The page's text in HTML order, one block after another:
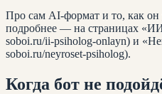
Про сам AI-формат и то, как он
подробнее — на страницах
soboi.ru/ii-psiholog-onlayn) и
soboi.ru/neyroset-psiholog).
Когда бот не